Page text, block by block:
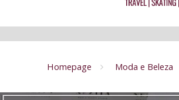
Homepage Moda e Beleza